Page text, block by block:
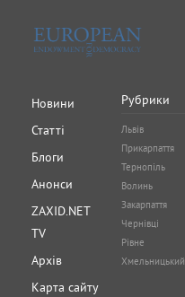
Новини
Статті
Блоги
Анонси
ZAXID.NET
TV
Архів
Карта сайту
Рубрики
Львів
Прикарпаття
Тернопіль
Волинь
Закарпаття
Чернівці
Рівне
Хмельницький